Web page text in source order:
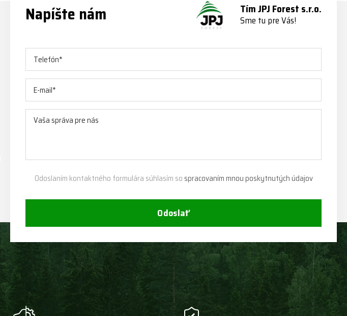
Napíšte nám Tím JPJ Forest s.r.o.
Sme tu pre Vás!
Odoslaním kontaktného formulára súhlasím so spracovaním mnou poskytnutých údajov
Odoslať